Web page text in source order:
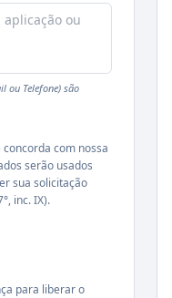
ou Telefone) são
com nossa
serão usados
sua solicitação
inc. IX).
para liberar o